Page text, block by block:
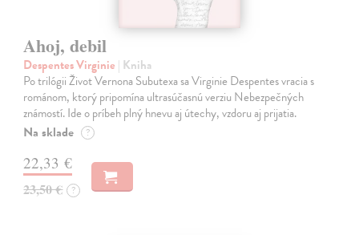
Ahoj, debil
Despentes Virginie | Kniha
Po trilógii Život Vernona Subutexa sa Virginie Despentes vracia s
románom, ktorý pripomína ultrasúčasnú verziu Nebezpečných
známostí. Ide o príbeh plný hnevu aj útechy, vzdoru aj prijatia.
Na sklade ?
22,33 €
23,50 € ?